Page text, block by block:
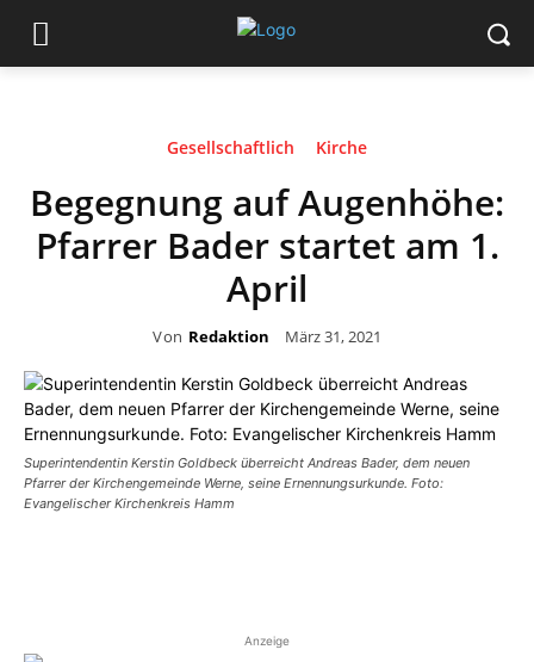
Gesellschaftlich Kirche
Begegnung auf Augenhöhe:
Pfarrer Bader startet am 1.
April
Von Redaktion März 31, 2021
Superintendentin Kerstin Goldbeck überreicht Andreas Bader, dem neuen
Pfarrer der Kirchengemeinde Werne, seine Ernennungsurkunde. Foto:
Evangelischer Kirchenkreis Hamm
Anzeige